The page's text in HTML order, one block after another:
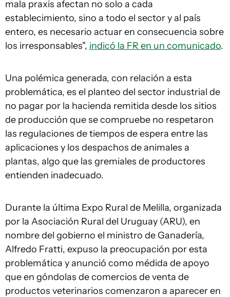
mala praxis afectan no solo a cada
establecimiento, sino a todo el sector y al país
entero, es necesario actuar en consecuencia sobre
los irresponsables", indicó la FR en un comunicado.
Una polémica generada, con relación a esta
problemática, es el planteo del sector industrial de
no pagar por la hacienda remitida desde los sitios
de producción que se compruebe no respetaron
las regulaciones de tiempos de espera entre las
aplicaciones y los despachos de animales a
plantas, algo que las gremiales de productores
entienden inadecuado.
Durante la última Expo Rural de Melilla, organizada
por la Asociación Rural del Uruguay (ARU), en
nombre del gobierno el ministro de Ganadería,
Alfredo Fratti, expuso la preocupación por esta
problemática y anunció como médida de apoyo
que en góndolas de comercios de venta de
productos veterinarios comenzaron a aparecer en